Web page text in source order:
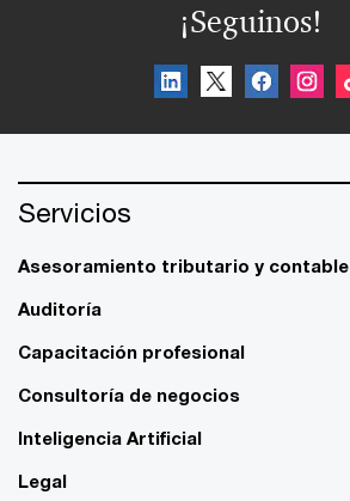
¡Seguinos!
Servicios
Asesoramiento tributario y contable
Auditoría
Capacitación profesional
Consultoría de negocios
Inteligencia Artificial
Legal